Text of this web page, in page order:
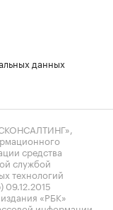
данных
средства
службой
технологий
«РБК»